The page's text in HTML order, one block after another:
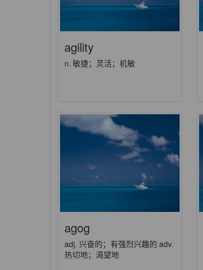
agility
n. 敏捷；灵活；机敏
agog
adj. 兴奋的；有强烈兴趣的 adv.
热切地；渴望地